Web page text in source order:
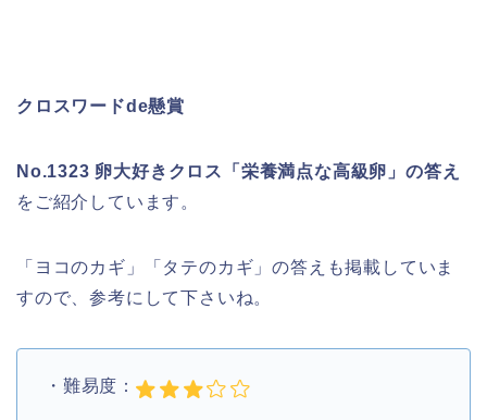
クロスワードde懸賞
No.1323 卵大好きクロス「栄養満点な高級卵」の答え
をご紹介しています。
「ヨコのカギ」「タテのカギ」の答えも掲載していま
すので、参考にして下さいね。
・難易度：